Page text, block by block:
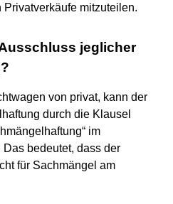
mitzuteilen.
jeglicher
von privat, kann der
durch die Klausel
im
bedeutet, dass der
für Sachmängel am